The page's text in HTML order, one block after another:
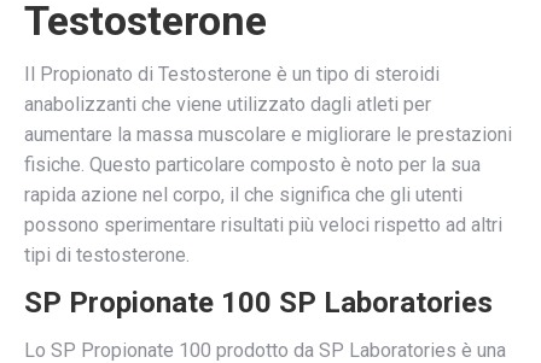
Testosterone
Il Propionato di Testosterone è un tipo di steroidi
anabolizzanti che viene utilizzato dagli atleti per
aumentare la massa muscolare e migliorare le prestazioni
fisiche. Questo particolare composto è noto per la sua
rapida azione nel corpo, il che significa che gli utenti
possono sperimentare risultati più veloci rispetto ad altri
tipi di testosterone.
SP Propionate 100 SP Laboratories
Lo SP Propionate 100 prodotto da SP Laboratories è una